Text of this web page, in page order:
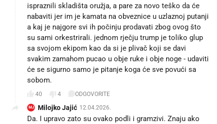
ispraznili skladišta oružja, a pare za novo teško da će
nabaviti jer im je kamata na obveznice u uzlaznoj putanji
a kaj je najgore svi ih počinju prodavati zbog ovog što
su sami orkestrirali. jednom rječju trump je toliko glup
sa svojom ekipom kao da si je plivač koji se davi
svakim zamahom pucao u obje ruke i obje noge - udaviti
će se sigurno samo je pitanje koga će sve povući sa
sobom.
40 4 ODGOVORITE
MJ Milojko Jajić 12.04.2026.
Da. I upravo zato su ovako podli i gramzivi. Znaju ako